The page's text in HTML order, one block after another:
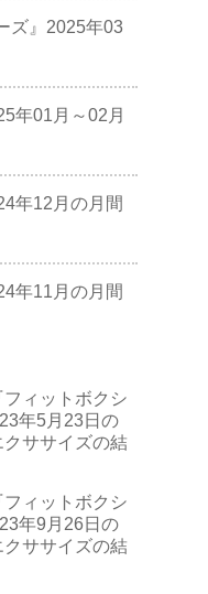
ズ』2025年03
年01月～02月
年12月の月間
年11月の月間
フィットボクシ
年5月23日の
ササイズの結
フィットボクシ
年9月26日の
ササイズの結